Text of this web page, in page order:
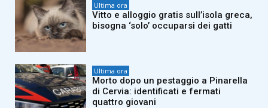
Ultima ora
Vitto e alloggio gratis sull’isola greca,
bisogna ‘solo’ occuparsi dei gatti
Ultima ora
Morto dopo un pestaggio a Pinarella
di Cervia: identificati e fermati
quattro giovani